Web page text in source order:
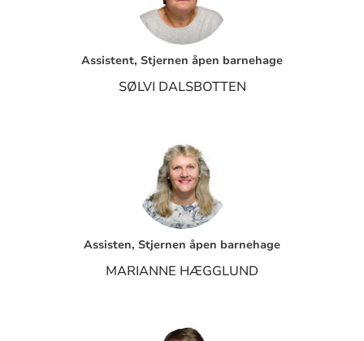
Assistent, Stjernen åpen barnehage
SØLVI DALSBOTTEN
Assisten, Stjernen åpen barnehage
MARIANNE HÆGGLUND